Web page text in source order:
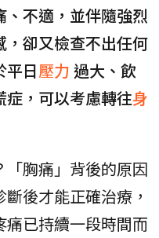
不適，並伴隨強烈
，卻又檢查不出任何
平日壓力 過大、飲
症，可以考慮轉往身
胸痛」背後的原因
後才能正確治療，
已持續一段時間而